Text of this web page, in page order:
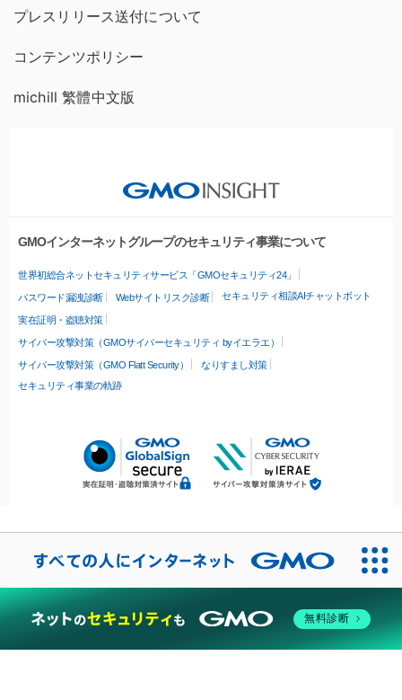
プレスリリース送付について
コンテンツポリシー
michill 繁體中文版
GMOインターネットグループのセキュリティ事業について
世界初総合ネットセキュリティサービス「GMOセキュリティ24」
パスワード漏洩診断 Webサイトリスク診断 セキュリティ相談AIチャットボット
実在証明・盗聴対策
サイバー攻撃対策（GMOサイバーセキュリティ byイエラエ）
サイバー攻撃対策（GMO Flatt Security）
なりすまし対策
セキュリティ事業の軌跡
無料診断